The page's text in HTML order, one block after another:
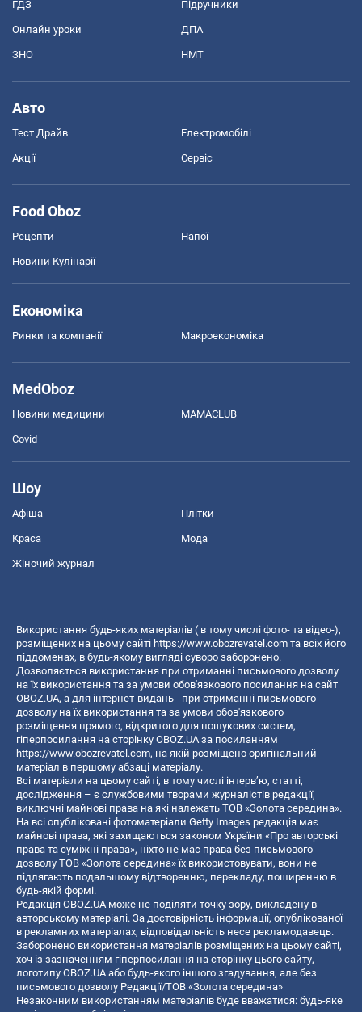
ГДЗ Підручники
Онлайн уроки ДПА
ЗНО НМТ
Авто
Тест Драйв Електромобілі
Акції Сервіс
Food Oboz
Рецепти Напої
Новини Кулінарії
Економіка
Ринки та компанії Макроекономіка
MedOboz
Новини медицини MAMACLUB
Covid
Шоу
Афіша Плітки
Краса Мода
Жіночий журнал
Використання будь-яких матеріалів ( в тому числі фото- та відео-),
розміщених на цьому сайті https://www.obozrevatel.com та всіх його
піддоменах, в будь-якому вигляді суворо заборонено.
Дозволяється використання при отриманні письмового дозволу
на їх використання та за умови обов'язкового посилання на сайт
OBOZ.UA, а для інтернет-видань - при отриманні письмового
дозволу на їх використання та за умови обов'язкового
розміщення прямого, відкритого для пошукових систем,
гіперпосилання на сторінку OBOZ.UA за посиланням
https://www.obozrevatel.com, на якій розміщено оригінальний
матеріал в першому абзаці матеріалу.
Всі матеріали на цьому сайті, в тому числі інтерв’ю, статті,
дослідження – є службовими творами журналістів редакції,
виключні майнові права на які належать ТОВ «Золота середина».
На всі опубліковані фотоматеріали Getty Images редакція має
майнові права, які захищаються законом України «Про авторські
права та суміжні права», ніхто не має права без письмового
дозволу ТОВ «Золота середина» їх використовувати, вони не
підлягають подальшому відтворенню, перекладу, поширенню в
будь-якій формі.
Редакція OBOZ.UA може не поділяти точку зору, викладену в
авторському матеріалі. За достовірність інформації, опублікованої
в рекламних матеріалах, відповідальність несе рекламодавець.
Заборонено використання матеріалів розміщених на цьому сайті,
хоч із зазначенням гіперпосилання на сторінку цього сайту,
логотипу OBOZ.UA або будь-якого іншого згадування, але без
письмового дозволу Редакції/ТОВ «Золота середина»
Незаконним використанням матеріалів буде вважатися: будь-яке